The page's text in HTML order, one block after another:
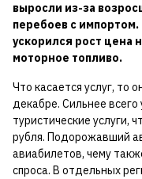
выросли из-за
перебоев с
ускорился рост цена
моторное топливо.
Что касается услуг, то
декабре. Сильнее
туристические услуги,
рубля. Подорожавший
авиабилетов, чему
спроса. В отдельных